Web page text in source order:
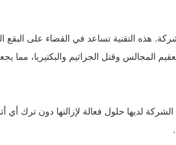
هذه التقنية تساعد في القضاء على البقع
المجالس وقتل الجراثيم والبكتيريا، مما
لديها حلول فعالة لإزالتها دون ترك أي